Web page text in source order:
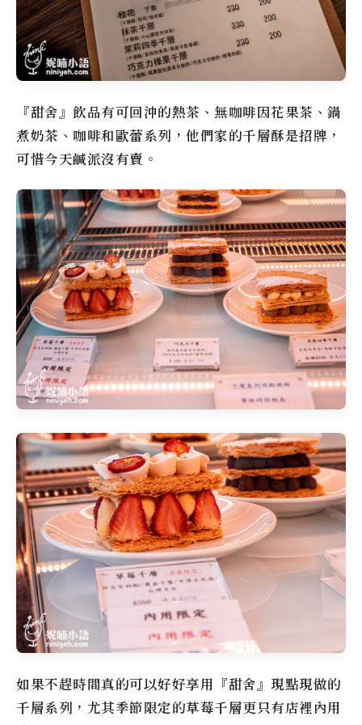
『甜舍』飲品有可回沖的熱茶、無咖啡因花果茶、鍋
煮奶茶、咖啡和歐蕾系列，他們家的千層酥是招牌，
可惜今天鹹派沒有賣。
如果不趕時間真的可以好好享用『甜舍』現點現做的
千層系列，尤其季節限定的草莓千層更只有店裡內用